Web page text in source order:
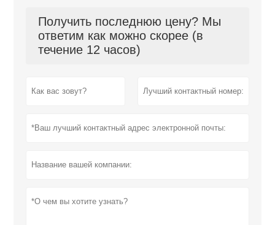
Получить последнюю цену? Мы
ответим как можно скорее (в
течение 12 часов)